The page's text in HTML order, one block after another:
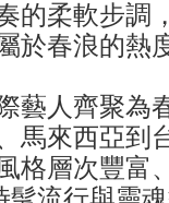
的柔軟步調
於春浪的熱
藝人齊聚為
馬來西亞到
格層次豐富